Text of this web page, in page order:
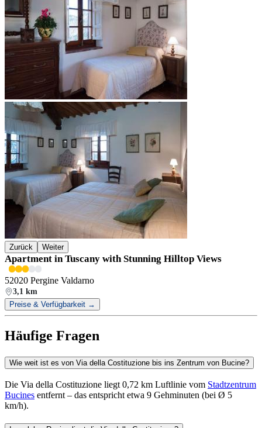
Zurück Weiter
Apartment in Tuscany with Stunning Hilltop Views
52020 Pergine Valdarno
3,1 km
Preise & Verfügbarkeit →
Häufige Fragen
Wie weit ist es von Via della Costituzione bis ins Zentrum von Bucine?
Die Via della Costituzione liegt 0,72 km Luftlinie vom Stadtzentrum
Bucines entfernt – das entspricht etwa 9 Gehminuten (bei Ø 5
km/h).